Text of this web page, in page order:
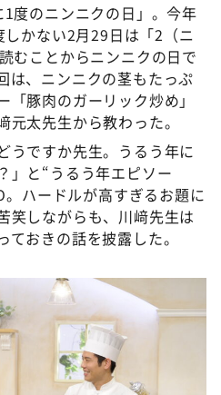
度のニンニクの日」。今年
かない2月29日は「2（ニ
むことからニンニクの日で
は、ニンニクの茎もたっぷ
豚肉のガーリック炒め」
太先生から教わった。
うですか先生。うるう年に
」と“うるう年エピソー
。ハードルが高すぎるお題に
笑しながらも、川﨑先生は
おきの話を披露した。